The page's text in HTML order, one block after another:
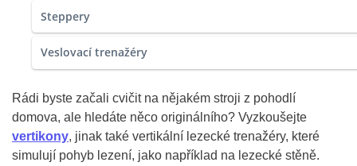
Steppery
Veslovací trenažéry
Rádi byste začali cvičit na nějakém stroji z pohodlí
domova, ale hledáte něco originálního? Vyzkoušejte
vertikony, jinak také vertikální lezecké trenažéry, které
simulují pohyb lezení, jako například na lezecké stěně.